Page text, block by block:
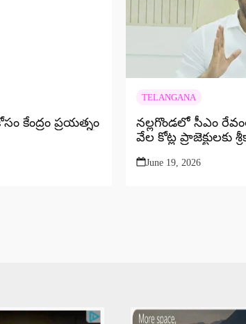
కేంద్రం ప్రయత్నం
TELANGANA
నల్లగొండలో సీఎం
వేల కోట్ల ప్రాజెక్టులకు
June 19, 2026